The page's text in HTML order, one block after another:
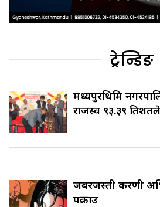
ट्रेन्डिङ
मध्यपुरथिमि
राजस्व ९३.३९
जबरजस्ती करणी
पक्राउ